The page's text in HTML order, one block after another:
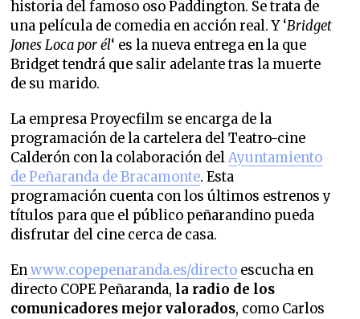
historia del famoso oso Paddington. Se trata de
una película de comedia en acción real. Y ‘Bridget
Jones Loca por él‘ es la nueva entrega en la que
Bridget tendrá que salir adelante tras la muerte
de su marido.
La empresa Proyecfilm se encarga de la
programación de la cartelera del Teatro-cine
Calderón con la colaboración delAyuntamiento
de Peñaranda de Bracamonte. Esta
programación cuenta con los últimos estrenos y
títulos para que el público peñarandino pueda
disfrutar del cine cerca de casa.
Enwww.copepenaranda.es/directo escucha en
directo COPE Peñaranda, la radio de los
comunicadores mejor valorados, como Carlos